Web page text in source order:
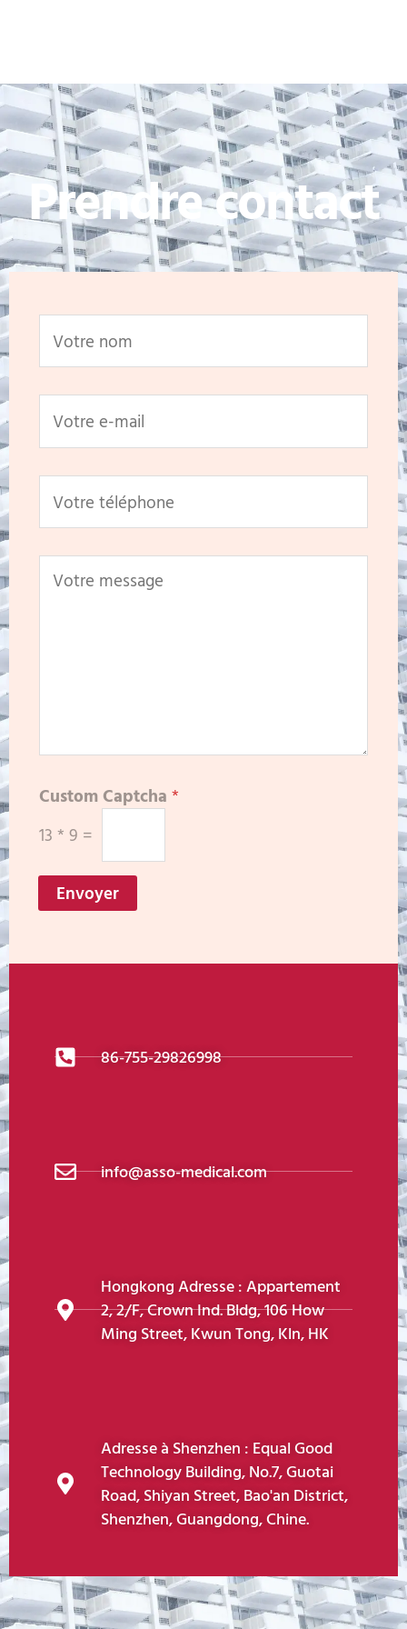
Prendre contact
Custom Captcha *
13 * 9 =
Envoyer
86-755-29826998
info@asso-medical.com
Hongkong Adresse : Appartement
2, 2/F, Crown Ind. Bldg, 106 How
Ming Street, Kwun Tong, Kln, HK
Adresse à Shenzhen : Equal Good
Technology Building, No.7, Guotai
Road, Shiyan Street, Bao'an District,
Shenzhen, Guangdong, Chine.